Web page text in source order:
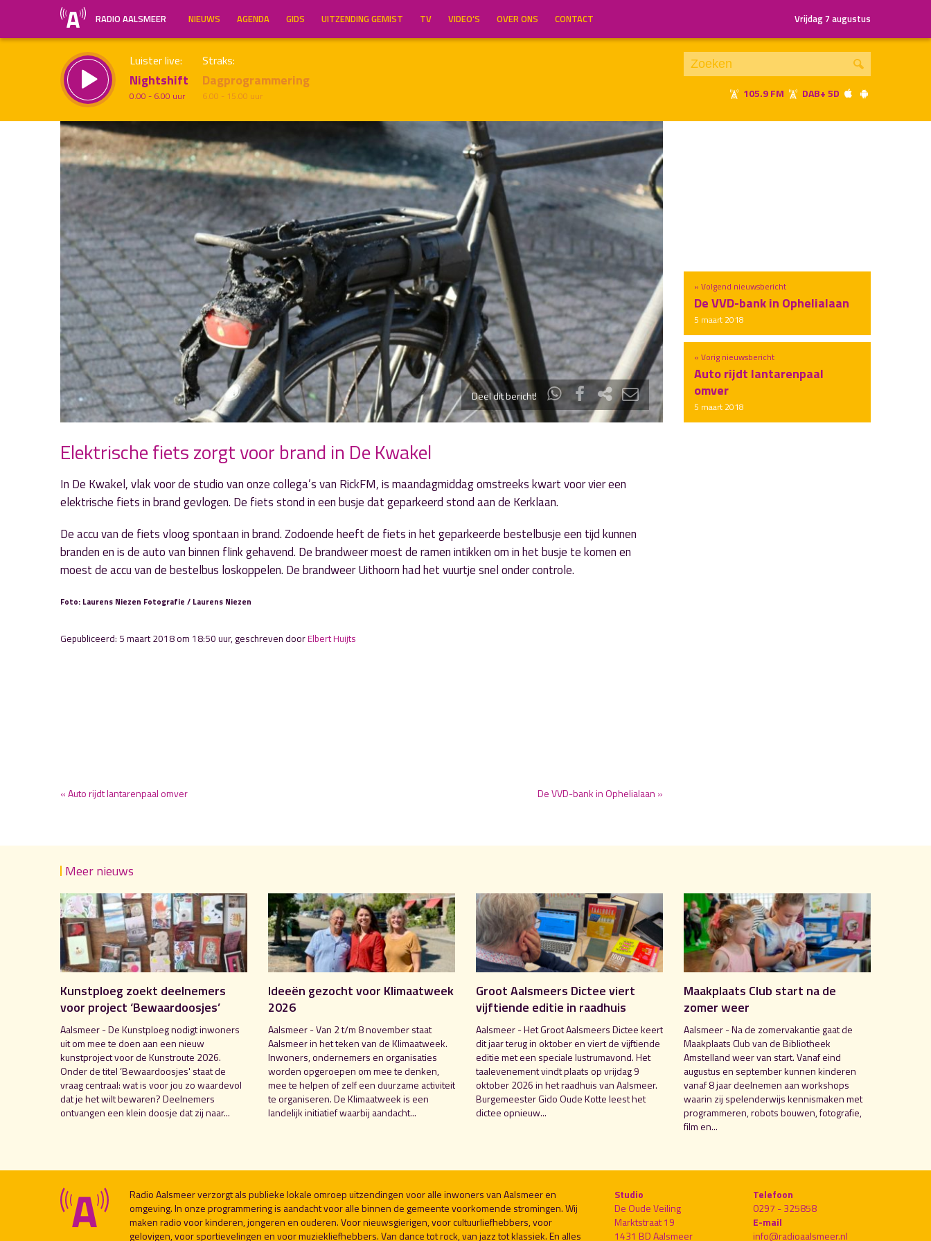
RADIO AALSMEER NIEUWS AGENDA GIDS UITZENDING GEMIST TV VIDEO’S OVER ONS CONTACT Vrijdag 7 augustus
Luister live:
Nightshift
0.00 - 6.00 uur
Straks:
Dagprogrammering
6.00 - 15.00 uur 105.9 FM DAB+ 5D
Inklappen
Deel dit bericht!
« Vorig nieuwsbericht
Auto rijdt lantarenpaal
omver
5 maart 2018
» Volgend nieuwsbericht
De VVD-bank in Ophelialaan
5 maart 2018
Elektrische fiets zorgt voor brand in De Kwakel
In De Kwakel, vlak voor de studio van onze collega’s van RickFM, is maandagmiddag omstreeks kwart voor vier een
elektrische fiets in brand gevlogen. De fiets stond in een busje dat geparkeerd stond aan de Kerklaan.
De accu van de fiets vloog spontaan in brand. Zodoende heeft de fiets in het geparkeerde bestelbusje een tijd kunnen
branden en is de auto van binnen flink gehavend. De brandweer moest de ramen intikken om in het busje te komen en
moest de accu van de bestelbus loskoppelen. De brandweer Uithoorn had het vuurtje snel onder controle.
Foto: Laurens Niezen Fotografie / Laurens Niezen
Gepubliceerd: 5 maart 2018 om 18:50 uur, geschreven doorElbert Huijts
« Auto rijdt lantarenpaal omver De VVD-bank in Ophelialaan »
Meer nieuws
Kunstploeg zoekt deelnemers
voor project ‘Bewaardoosjes’
Aalsmeer - De Kunstploeg nodigt inwoners
uit om mee te doen aan een nieuw
kunstproject voor de Kunstroute 2026.
Onder de titel ‘Bewaardoosjes' staat de
vraag centraal: wat is voor jou zo waardevol
dat je het wilt bewaren? Deelnemers
ontvangen een klein doosje dat zij naar...
Ideeën gezocht voor Klimaatweek
2026
Aalsmeer - Van 2 t/m 8 november staat
Aalsmeer in het teken van de Klimaatweek.
Inwoners, ondernemers en organisaties
worden opgeroepen om mee te denken,
mee te helpen of zelf een duurzame activiteit
te organiseren. De Klimaatweek is een
landelijk initiatief waarbij aandacht...
Groot Aalsmeers Dictee viert
vijftiende editie in raadhuis
Aalsmeer - Het Groot Aalsmeers Dictee keert
dit jaar terug in oktober en viert de vijftiende
editie met een speciale lustrumavond. Het
taalevenement vindt plaats op vrijdag 9
oktober 2026 in het raadhuis van Aalsmeer.
Burgemeester Gido Oude Kotte leest het
dictee opnieuw...
Maakplaats Club start na de
zomer weer
Aalsmeer - Na de zomervakantie gaat de
Maakplaats Club van de Bibliotheek
Amstelland weer van start. Vanaf eind
augustus en september kunnen kinderen
vanaf 8 jaar deelnemen aan workshops
waarin zij spelenderwijs kennismaken met
programmeren, robots bouwen, fotografie,
film en...
Radio Aalsmeer verzorgt als publieke lokale omroep uitzendingen voor alle inwoners van Aalsmeer en
omgeving. In onze programmering is aandacht voor alle binnen de gemeente voorkomende stromingen. Wij
maken radio voor kinderen, jongeren en ouderen. Voor nieuwsgierigen, voor cultuurliefhebbers, voor
gelovigen, voor sportievelingen en voor muziekliefhebbers. Van dance tot rock, van jazz tot klassiek. En alles
Studio
De Oude Veiling
Marktstraat 19
1431 BD Aalsmeer
Telefoon
0297 - 325858
E-mail
info@radioaalsmeer.nl